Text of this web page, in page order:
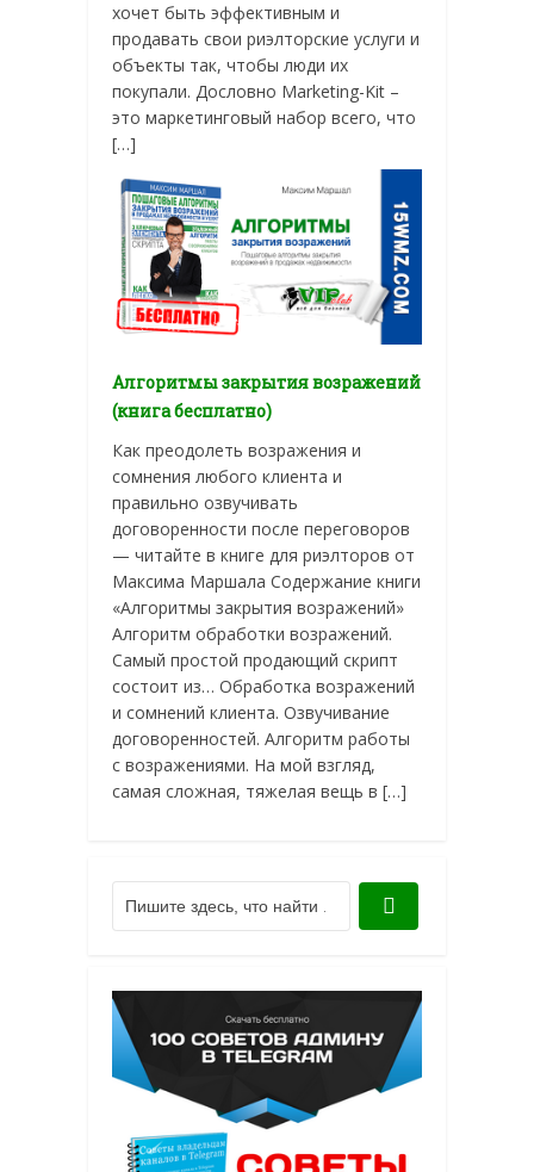
хочет быть эффективным и
продавать свои риэлторские услуги и
объекты так, чтобы люди их
покупали. Дословно Marketing-Kit –
это маркетинговый набор всего, что
[…]
Алгоритмы закрытия возражений
(книга бесплатно)
Как преодолеть возражения и
сомнения любого клиента и
правильно озвучивать
договоренности после переговоров
— читайте в книге для риэлторов от
Максима Маршала Содержание книги
«Алгоритмы закрытия возражений»
Алгоритм обработки возражений.
Самый простой продающий скрипт
состоит из… Обработка возражений
и сомнений клиента. Озвучивание
договоренностей. Алгоритм работы
с возражениями. На мой взгляд,
самая сложная, тяжелая вещь в […]